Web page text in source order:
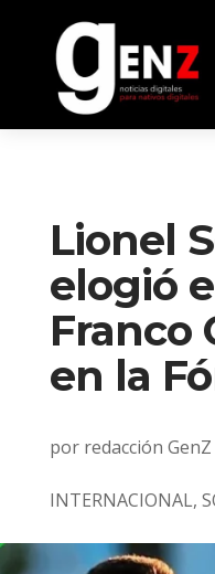
Lionel
elogió
Franco
en la
por redacción GenZ
INTERNACIONAL,